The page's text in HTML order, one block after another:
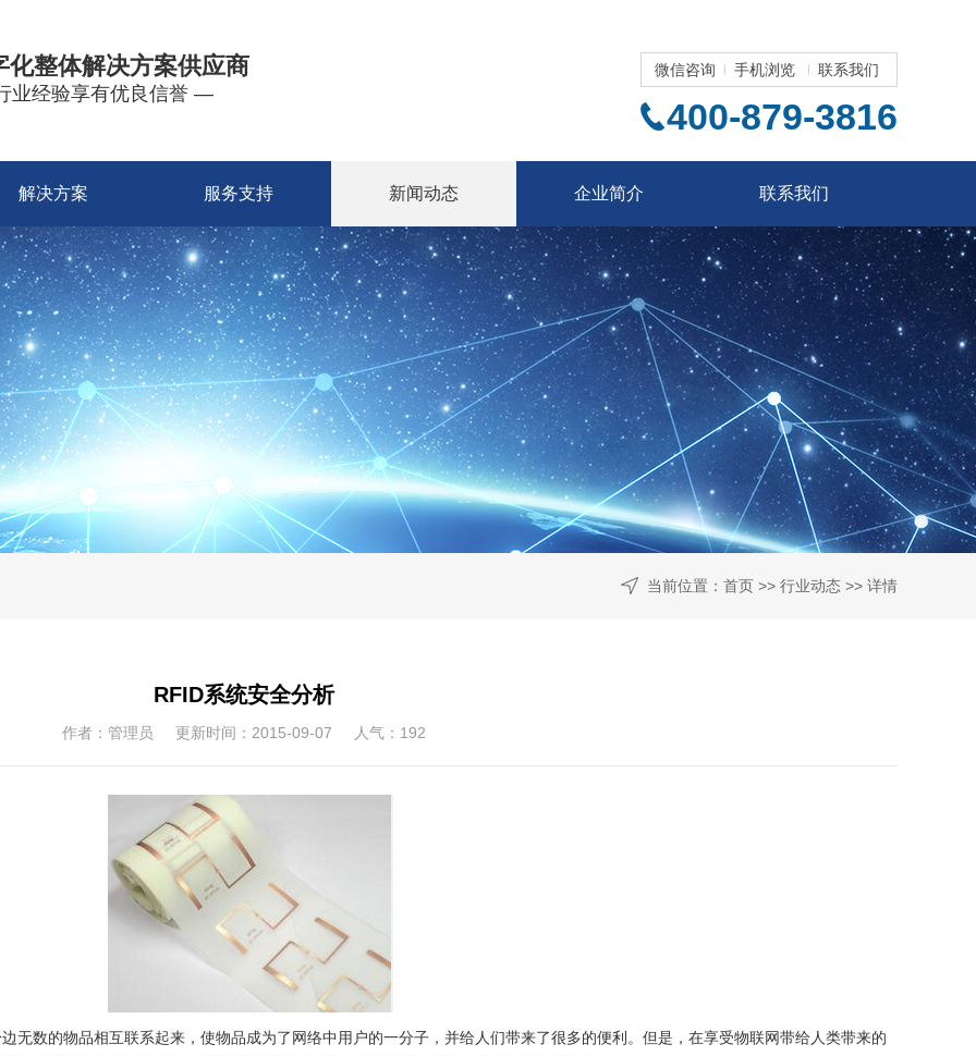
化整体解决方案供应商
业经验享有优良信誉 —
微信咨询 手机浏览 联系我们
400-879-3816
解决方案 服务支持 新闻动态 企业简介 联系我们
当前位置： 首页 >> 行业动态 >> 详情
RFID系统安全分析
作者：管理员 更新时间：2015-09-07 人气： 192
的物品相互联系起来，使物品成为了网络中用户的一分子，并给人们带来了很多的便利。但是，在享受物联网带给人类带来的